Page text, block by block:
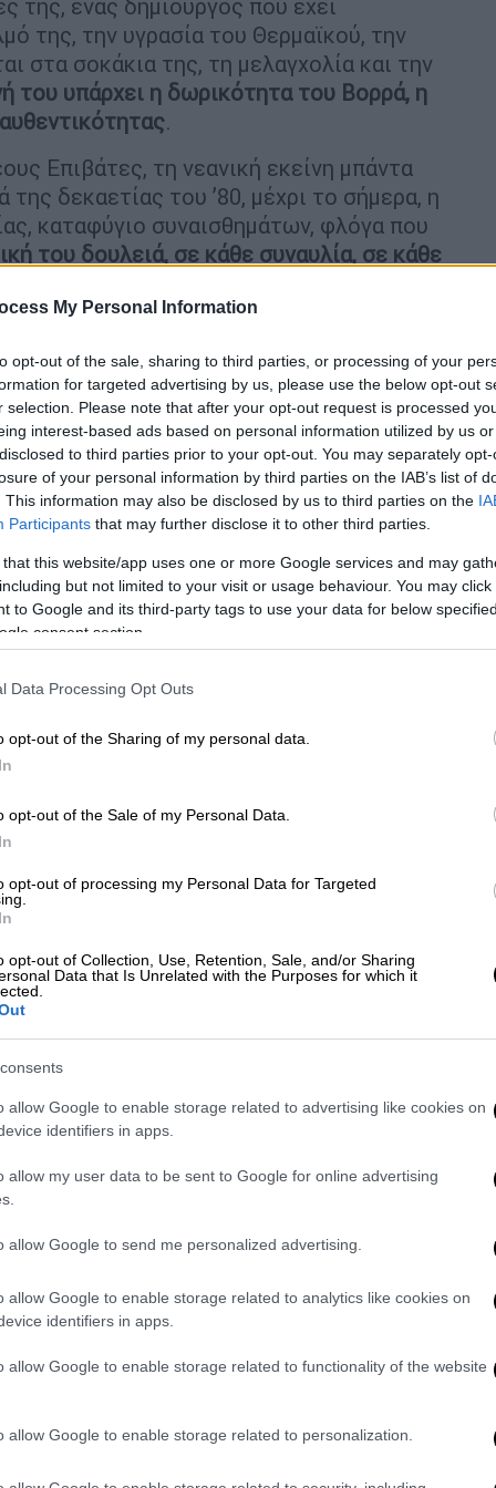
My Personal Information
opt-out of the sale, sharing to third parties, or processing of your
for targeted advertising by us, please use the below opt-out
selection. Please note that after your opt-out request is processed
interest-based ads based on personal information utilized by us
to third parties prior to your opt-out. You may separately
of your personal information by third parties on the IAB’s list of
This information may also be disclosed by us to third parties on the
Participants that may further disclose it to other third parties.
that this website/app uses one or more Google services and may
but not limited to your visit or usage behaviour. You may
to Google and its third-party tags to use your data for below
consent section.
Data Processing Opt Outs
opt-out of the Sharing of my personal data.
opt-out of the Sale of my Personal Data.
opt-out of processing my Personal Data for Targeted
opt-out of Collection, Use, Retention, Sale, and/or Sharing
Data that Is Unrelated with the Purposes for which it
allow Google to enable storage related to advertising like cookies on
identifiers in apps.
allow my user data to be sent to Google for online advertising
allow Google to send me personalized advertising.
allow Google to enable storage related to analytics like cookies on
identifiers in apps.
allow Google to enable storage related to functionality of the website
allow Google to enable storage related to personalization.
της, ένας δημιουργός που έχει
της, την υγρασία του Θερμαϊκού, την
στα σοκάκια της, τη μελαγχολία και την
του υπάρχει η δωρικότητα του Βορρά, η
.
Επιβάτες, τη νεανική εκείνη μπάντα
δεκαετίας του ’80, μέχρι το σήμερα, η
καταφύγιο συναισθημάτων, φλόγα που
του δουλειά, σε κάθε συναυλία, σε κάθε
την ανάγκη για αληθινή επικοινωνία, για
αλλά για να γίνουν μέρος της
που έμειναν πιστοί στο δικό τους
να λοξοδρομήσουν από την
γραμμένες με πάθος και ειλικρίνεια.
ανείπωτα» μέχρι τα πιο εσωτερικά και
μιλάει για την αγάπη, την
τη χαρά της στιγμής, τη δίψα για ζωή.
τραγούδια που δεν μένουν απλώς
περιπέτεια γεμάτη συγκινήσεις,
συχνά μιλά για τα τραγούδια του σαν να
που τον ακολουθούν και τον
τη φωνή του, μέσα από την τέχνη του,
όπου η μουσική δεν είναι μόνο
κανείς τον εαυτό του.
Μελίνα Κανά
γιορτή της μουσικής, της μνήμης και
Σάββατα του Μαρτίου (15 ,22, 29)
δρόμους, που έγιναν αναμνήσεις και
πάνω απ’ όλα, αλήθεια.
ή την όρεξή μου για το τραγούδι»: Η
αφόρητη καταπίεση και όλο το
«Η μουσική σκηνή άλλαξε,